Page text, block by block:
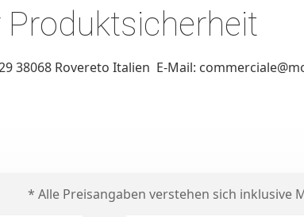
38068 Rovereto Italien E-Mail:
* Alle Preisangaben verstehen sich inklusive